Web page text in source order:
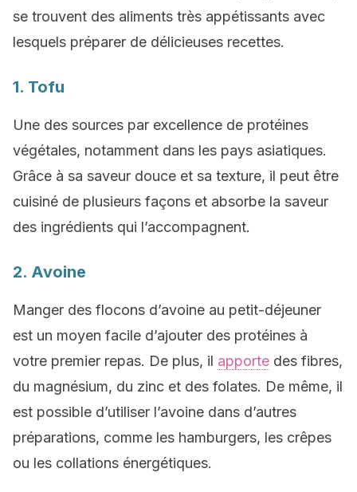
se trouvent des aliments très appétissants avec
lesquels préparer de délicieuses recettes.
1. Tofu
Une des sources par excellence de protéines
végétales, notamment dans les pays asiatiques.
Grâce à sa saveur douce et sa texture, il peut être
cuisiné de plusieurs façons et absorbe la saveur
des ingrédients qui l’accompagnent.
2. Avoine
Manger des flocons d’avoine au petit-déjeuner
est un moyen facile d’ajouter des protéines à
votre premier repas. De plus, il apporte des fibres,
du magnésium, du zinc et des folates. De même, il
est possible d’utiliser l’avoine dans d’autres
préparations, comme les hamburgers, les crêpes
ou les collations énergétiques.